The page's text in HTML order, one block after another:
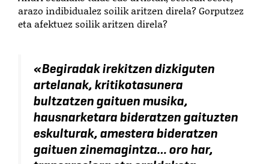
arazo indibidualez soilik aritzen direla? Gorputzez
eta afektuez soilik aritzen direla?
«Begiradak irekitzen dizkiguten
artelanak, kritikotasunera
bultzatzen gaituen musika,
hausnarketara bideratzen gaituzten
eskulturak, amestera bideratzen
gaituen zinemagintza… oro har,